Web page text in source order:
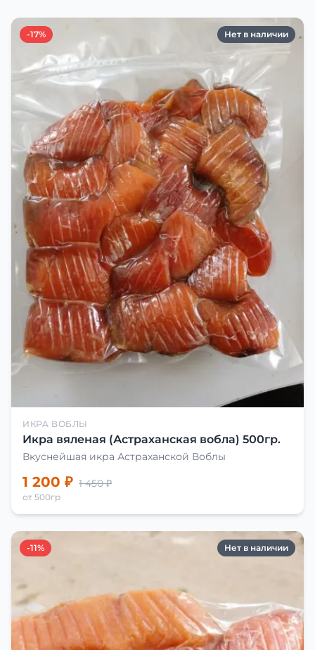
-17% Нет в наличии
ИКРА ВОБЛЫ
Икра вяленая (Астраханская вобла) 500гр.
Вкуснейшая икра Астраханской Воблы
1 200 ₽ 1 450 ₽
от 500гр
-11% Нет в наличии